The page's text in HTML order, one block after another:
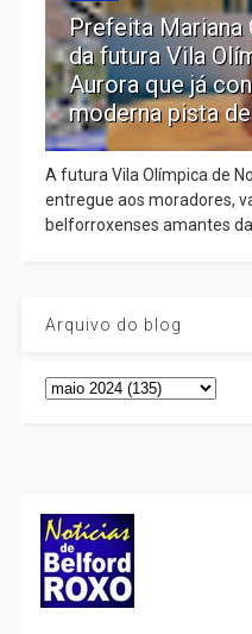
Prefeita Mariana
da futura Vila
Aurora que já
moderna pista
A futura Vila Olímpica de
entregue aos moradores,
belforroxenses amantes
Arquivo do blog